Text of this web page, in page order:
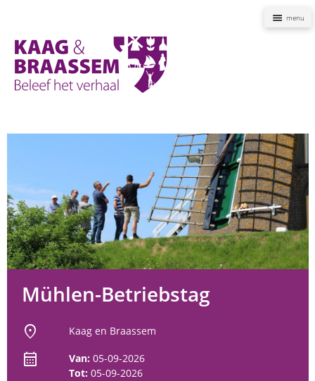
Mühlen-Betriebstag
location_on Kaag en Braassem
calendar_month Van: 05-09-2026
Tot: 05-09-2026